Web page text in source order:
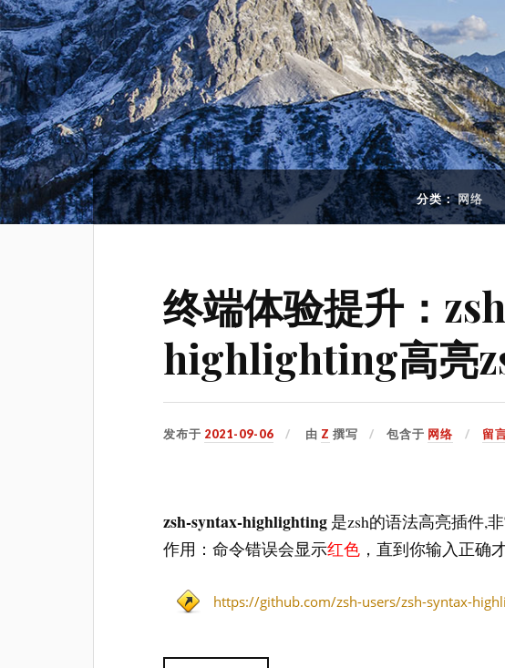
分类：网络
终端体验提升：
highlighting高亮
发布于 2021-09-06 由 Z 撰写 包含于 网络 留
zsh-syntax-highlighting 是zsh的语法高亮插件,
作用：命令错误会显示红色 ，直到你输入正确
https://github.com/zsh-users/zsh-syntax-